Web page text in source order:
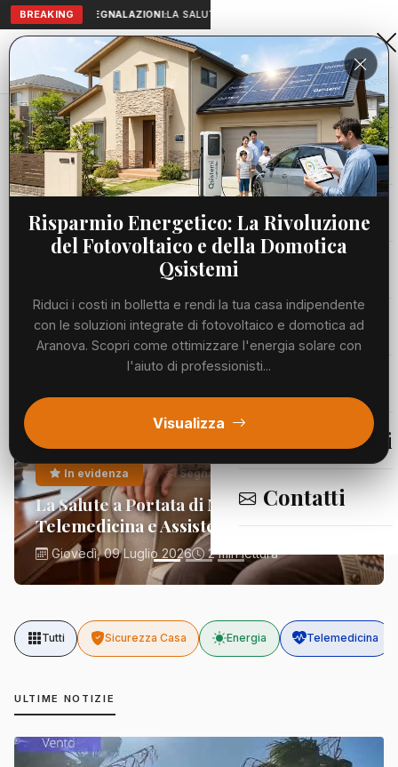
BREAKING SEGNALAZIONI:LA SALUTE A PORTATA DI MANO:
Aranova • NET
PORTALE UTILE AL TERRITORIO
Home
Cronaca
Viabilità
Meteo
Segnalazioni
Contatti
Risparmio Energetico: La Rivoluzione
del Fotovoltaico e della Domotica
Qsistemi
Riduci i costi in bolletta e rendi la tua casa indipendente
con le soluzioni integrate di fotovoltaico e domotica ad
Aranova. Scopri come ottimizzare l'energia solare con
l'aiuto di professionisti...
Visualizza
In evidenza Segnalazioni
La Salute a Portata di Mano:
Telemedicina e Assistenza Domiciliare
Giovedì, 09 Luglio 2026 2 min lettura
Tutti Sicurezza Casa Energia Telemedicina
ULTIME NOTIZIE